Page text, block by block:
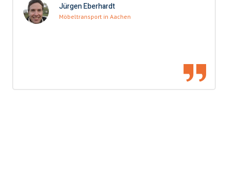
Jürgen Eberhardt
Möbeltransport in Aachen